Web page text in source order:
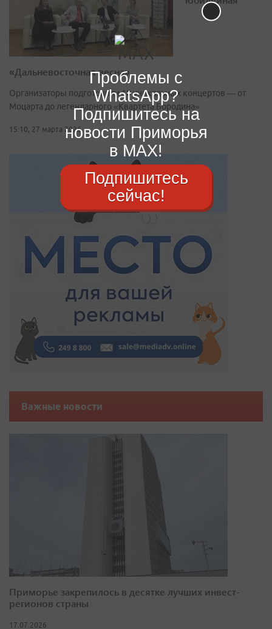
«Дальневосточная весна»
Организаторы подготовили 10 уникальных концертов — от
Моцарта до легендарного «Квартета Бородина»
15:10, 27 марта 2026
Важные новости
Приморье закрепилось в десятке лучших инвест-
регионов страны
17.07.2026
Проблемы с
WhatsApp?
Подпишитесь на
новости Приморья
в MAX!
Подпишитесь
сейчас!